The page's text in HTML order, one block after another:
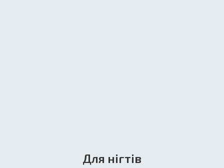
Для нігтів